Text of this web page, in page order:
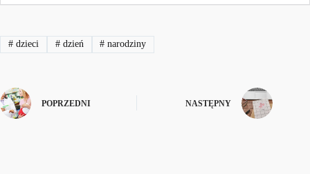
#dzieci #dzień # narodziny
POPRZEDNI NASTĘPNY